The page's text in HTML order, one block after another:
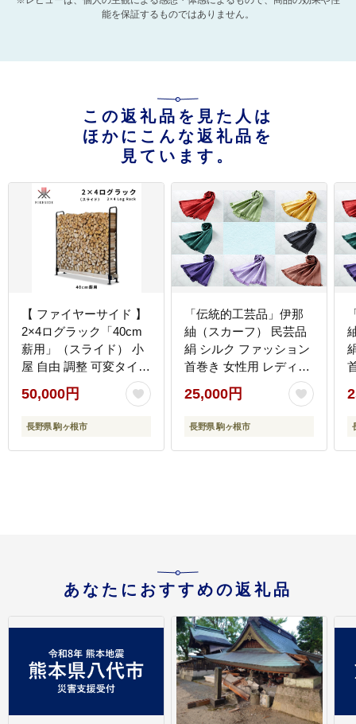
能を保証するものではありません。
この返礼品を見た人は
ほかにこんな返礼品を
見ています。
【 ファイヤーサイド 】
2×4ログラック「40cm
薪用」（スライド） 小
屋 自由 調整 可変タイプ
収納 便利 バーベキュー
焚火
50,000円
長野県 駒ヶ根市
「伝統的工芸品」伊那
紬（スカーフ） 民芸品
絹 シルク ファッション
首巻き 女性用 レディー
ス 黄土色(3)
25,000円
長野県 駒ヶ根市
あなたにおすすめの返礼品